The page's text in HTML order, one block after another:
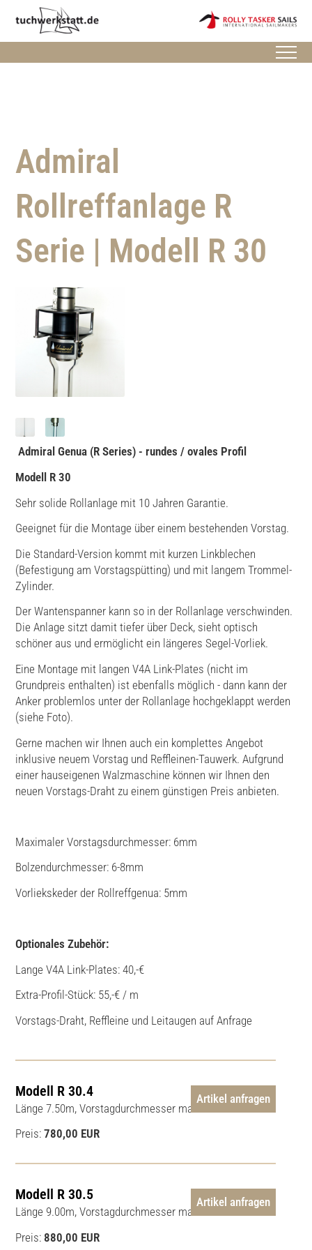
Admiral
Rollreffanlage R
Serie | Modell R 30
AdmiralGenua (R Series) - rundes / ovales Profil
Modell R 30
Sehr solide Rollanlage mit 10 Jahren Garantie.
Geeignet für die Montage über einem bestehenden Vorstag.
Die Standard-Version kommt mit kurzen Linkblechen
(Befestigung am Vorstagspütting) und mit langem Trommel-
Zylinder.
Der Wantenspanner kann so in der Rollanlage verschwinden.
Die Anlage sitzt damit tiefer über Deck, sieht optisch
schöner aus und ermöglicht ein längeres Segel-Vorliek.
Eine Montage mit langen V4A Link-Plates (nicht im
Grundpreis enthalten) ist ebenfalls möglich - dann kann der
Anker problemlos unter der Rollanlage hochgeklappt werden
(siehe Foto).
Gerne machen wir Ihnen auch ein komplettes Angebot
inklusive neuem Vorstag und Reffleinen-Tauwerk. Aufgrund
einer hauseigenen Walzmaschine können wir Ihnen den
neuen Vorstags-Draht zu einem günstigen Preis anbieten.
Maximaler Vorstagsdurchmesser: 6mm
Bolzendurchmesser: 6-8mm
Vorliekskeder der Rollreffgenua: 5mm
Optionales Zubehör:
Lange V4A Link-Plates: 40,-€
Extra-Profil-Stück: 55,-€ / m
Vorstags-Draht, Reffleine und Leitaugen auf Anfrage
Modell R 30.4
Länge 7.50m, Vorstagdurchmesser max. 4mm
Preis:780,00 EUR
Artikel anfragen
Modell R 30.5
Länge 9.00m, Vorstagdurchmesser max. 5mm
Preis: 880,00 EUR
Artikel anfragen